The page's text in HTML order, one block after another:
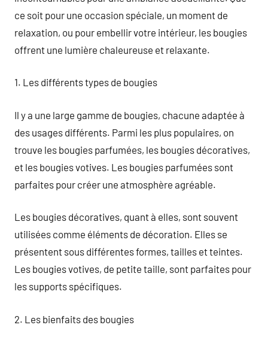
ce soit pour une occasion spéciale, un moment de
relaxation, ou pour embellir votre intérieur, les bougies
offrent une lumière chaleureuse et relaxante.
1. Les différents types de bougies
Il y a une large gamme de bougies, chacune adaptée à
des usages différents. Parmi les plus populaires, on
trouve les bougies parfumées, les bougies décoratives,
et les bougies votives. Les bougies parfumées sont
parfaites pour créer une atmosphère agréable.
Les bougies décoratives, quant à elles, sont souvent
utilisées comme éléments de décoration. Elles se
présentent sous différentes formes, tailles et teintes.
Les bougies votives, de petite taille, sont parfaites pour
les supports spécifiques.
2. Les bienfaits des bougies